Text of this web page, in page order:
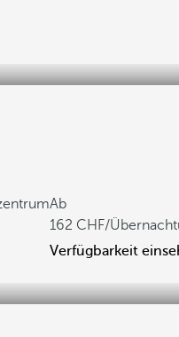
Ab
162
/
Verfügbarkeit